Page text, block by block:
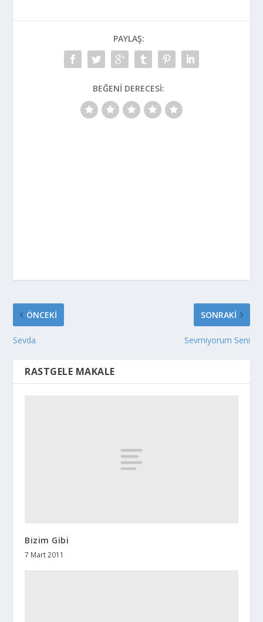
PAYLAŞ:
BEĞENI DERECESI:
ÖNCEKI
Sevda
SONRAKI
Sevmiyorum Seni
RASTGELE MAKALE
Bizim Gibi
7 Mart 2011